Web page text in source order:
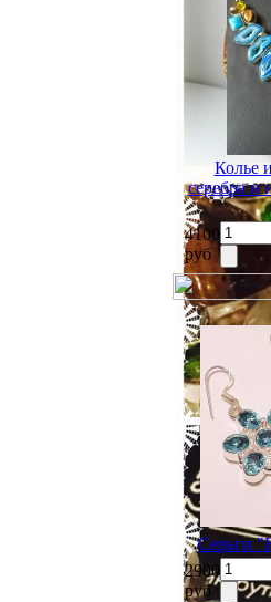
Колье
серебра и
4100
руб
Серьги
2900
руб